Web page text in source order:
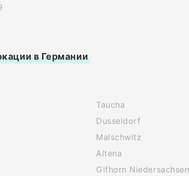
в Германии
Taucha
Dusseldorf
Malschwitz
Altena
Gifhorn Niedersachsen